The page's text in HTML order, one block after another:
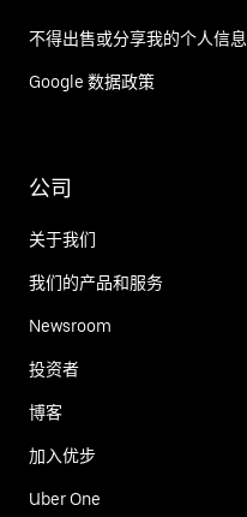
不得出售或分享我的个人信息
Google 数据政策
公司
关于我们
我们的产品和服务
Newsroom
投资者
博客
加入优步
Uber One